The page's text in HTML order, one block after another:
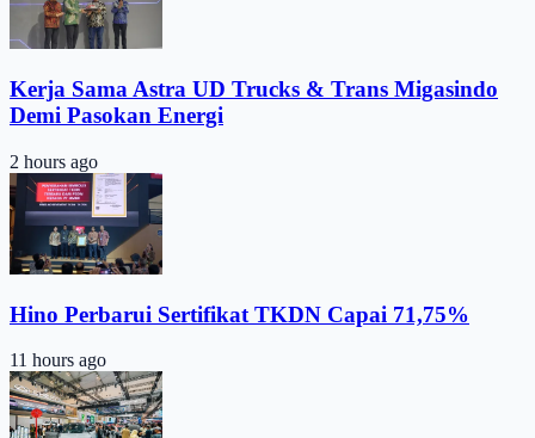
Kerja Sama Astra UD Trucks & Trans Migasindo
Demi Pasokan Energi
2 hours ago
Hino Perbarui Sertifikat TKDN Capai 71,75%
11 hours ago